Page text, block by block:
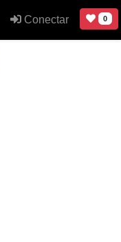
Conectar 0